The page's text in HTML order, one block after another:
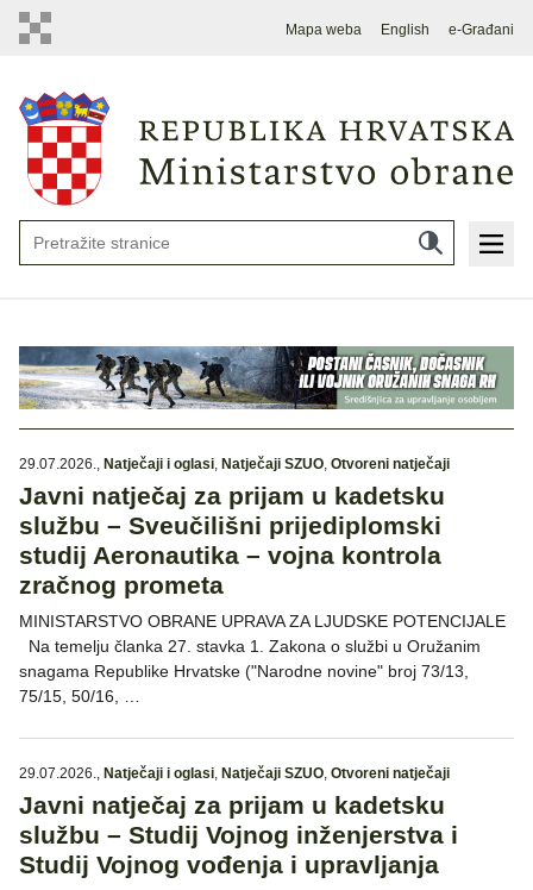
Mapa weba English e-Građani
29.07.2026., Natječaji i oglasi, Natječaji SZUO, Otvoreni natječaji
Javni natječaj za prijam u kadetsku
službu – Sveučilišni prijediplomski
studij Aeronautika – vojna kontrola
zračnog prometa
MINISTARSTVO OBRANE UPRAVA ZA LJUDSKE POTENCIJALE
Na temelju članka 27. stavka 1. Zakona o službi u Oružanim
snagama Republike Hrvatske ("Narodne novine" broj 73/13,
75/15, 50/16, …
29.07.2026., Natječaji i oglasi, Natječaji SZUO, Otvoreni natječaji
Javni natječaj za prijam u kadetsku
službu – Studij Vojnog inženjerstva i
Studij Vojnog vođenja i upravljanja